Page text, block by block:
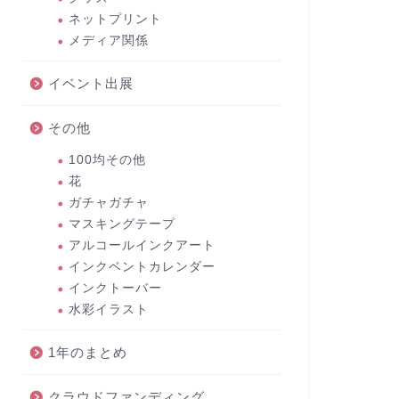
ネットプリント
メディア関係
イベント出展
その他
100均その他
花
ガチャガチャ
マスキングテープ
アルコールインクアート
インクベントカレンダー
インクトーバー
水彩イラスト
1年のまとめ